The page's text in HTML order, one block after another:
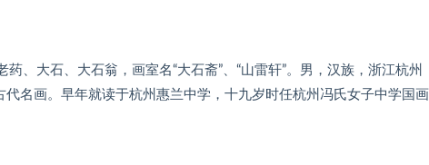
、大石、大石翁，画室名“大石斋”、“山雷轩”。男，汉族，浙江杭州
名画。早年就读于杭州惠兰中学，十九岁时任杭州冯氏女子中学国画